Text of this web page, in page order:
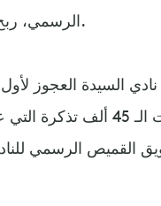
الرسمي، ربح اليوفي 200 مليون يورو في البورصة بسبب التعاقد مع رونالدو.
نادي السيدة العجوز
نفدت الـ 45 ألف